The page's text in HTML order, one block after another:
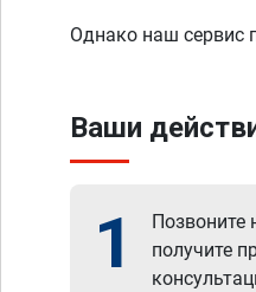
Однако наш сервис
Ваши
1 Позвоните
получите